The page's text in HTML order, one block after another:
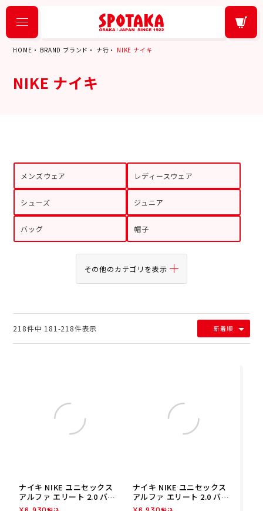
HOME BRAND ブランド ナ行 NIKE ナイキ
NIKE ナイキ
メンズウェア レディースウェア
シューズ ジュニア
バッグ 帽子
その他のカテゴリを表示
新着順
218件中 181 -218件表示
ナイキ NIKE ユニセックス
アルファ エリート 2.0 バッ
ティング 手袋 両手用 野球
ナイキ NIKE ユニセックス
アルファ エリート 2.0 バッ
ティング 手袋 両手用 野球